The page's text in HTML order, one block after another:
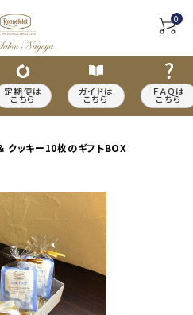
0
定期便は
こちら
ガイドは
こちら
ＦＡＱは
こちら
会員登録
クッキー10枚のギフトBOX